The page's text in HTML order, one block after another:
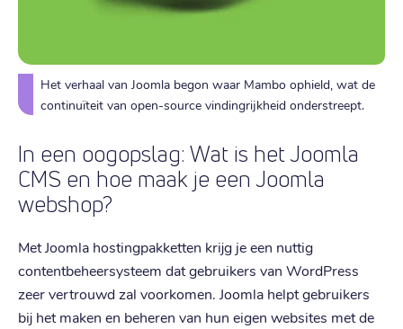
Het verhaal van Joomla begon waar Mambo ophield, wat de
continuïteit van open-source vindingrijkheid onderstreept.
In een oogopslag: Wat is het Joomla
CMS en hoe maak je een Joomla
webshop?
Met Joomla hostingpakketten krijg je een nuttig
contentbeheersysteem dat gebruikers van WordPress
zeer vertrouwd zal voorkomen. Joomla helpt gebruikers
bij het maken en beheren van hun eigen websites met de